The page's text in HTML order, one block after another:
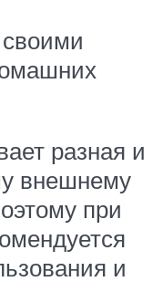
своими
разная и
внешнему
при
и